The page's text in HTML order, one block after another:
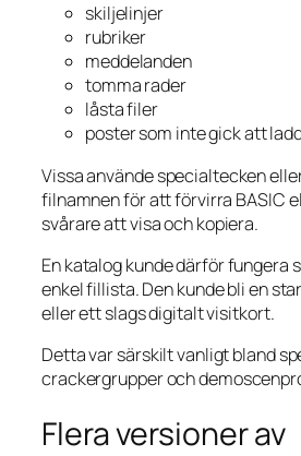
skiljelinjer
rubriker
meddelanden
tomma rader
låsta filer
poster som inte gick att
Vissa använde specialtecken
filnamnen för att förvirra BASIC
svårare att visa och kopiera.
En katalog kunde därför fungera
enkel fillista. Den kunde bli en
eller ett slags digitalt visitkort.
Detta var särskilt vanligt bland
crackergrupper och
Flera versioner av